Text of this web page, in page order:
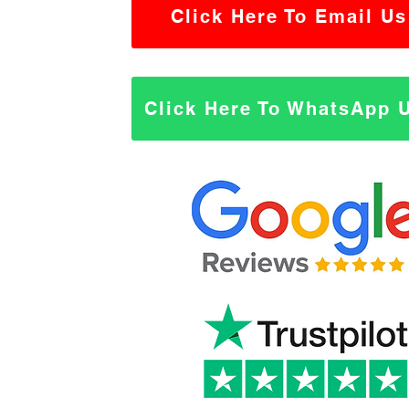
Click Here To Email Us
Click Here To WhatsApp